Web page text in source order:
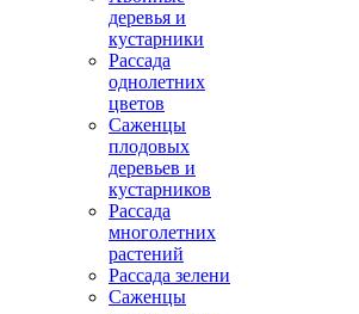
деревья и
кустарники
Рассада
однолетних
цветов
Саженцы
плодовых
деревьев и
кустарников
Рассада
многолетних
растений
Рассада зелени
Саженцы